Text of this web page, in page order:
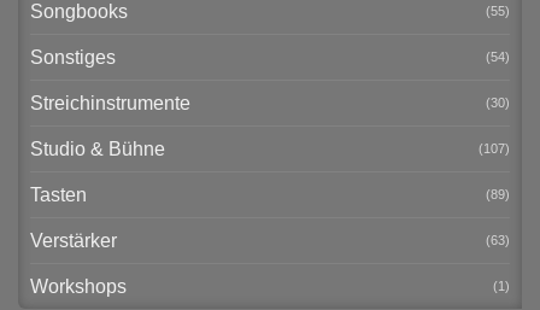
Songbooks (55)
Sonstiges (54)
Streichinstrumente (30)
Studio & Bühne (107)
Tasten (89)
Verstärker (63)
Workshops (1)